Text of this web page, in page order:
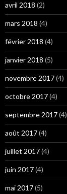
avril 2018 (2)
mars 2018 (4)
février 2018 (4)
janvier 2018 (5)
novembre 2017(4)
octobre 2017(4)
septembre 2017(4)
août 2017(4)
juillet 2017(4)
juin 2017(4)
mai 2017(5)